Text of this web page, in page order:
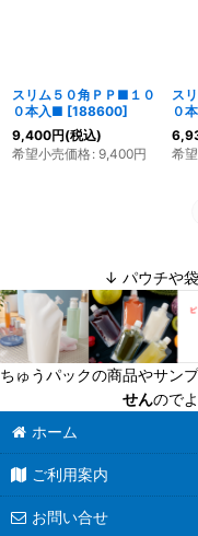
スリム５０角ＰＰ■１０
０本入■ [188600]
9,400円(税込)
希望小売価格: 9,400円
ス
０
希
↓ パウチや
ちゅうパックの商品やサン
せんので
ホーム
ご利用案内
お問い合せ